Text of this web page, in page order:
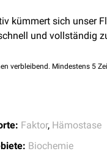
kümmert sich unser
und vollständig
verbleibend. Mindestens 5
Faktor, Hämostase
Biochemie